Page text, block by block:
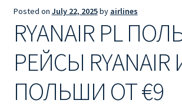
Ryanair из Тампере
RYANAIR ИЗ ЧЕХИИ | ПРАГА, ОСТРАВА,
БРНО
Ryanair изменение имени
Posted on July 22, 2025by airlines
RYANAIR PL
РЕЙСЫ RYANAIR
ПОЛЬШИ ОТ €9